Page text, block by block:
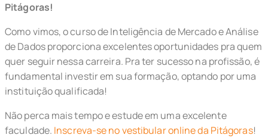
Pitágoras!
Como vimos, o curso de Inteligência de Mercado e Análise
de Dados proporciona excelentes oportunidades pra quem
quer seguir nessa carreira. Pra ter sucesso na profissão, é
fundamental investir em sua formação, optando por uma
instituição qualificada!
Não perca mais tempo e estude em uma excelente
faculdade. Inscreva-se no vestibular online da Pitágoras!